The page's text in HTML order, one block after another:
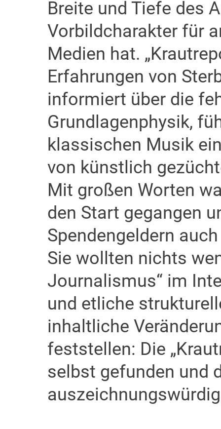
Breite und Tiefe des
Vorbildcharakter für
Medien hat.
Erfahrungen von
informiert über die
Grundlagenphysik,
klassischen Musik
von künstlich
Mit großen Worten
den Start gegangen
Spendengeldern
Sie wollten nichts
Journalismus“ im
und etliche
inhaltliche
feststellen: Die
selbst gefunden und